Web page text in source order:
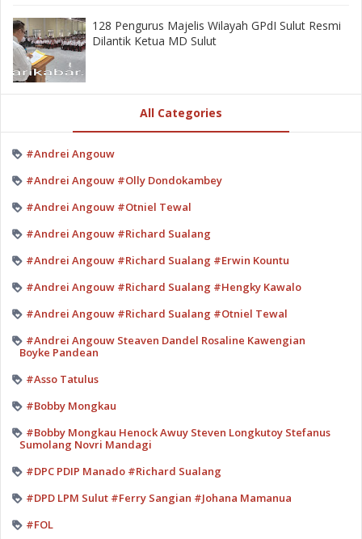
128 Pengurus Majelis Wilayah GPdI Sulut Resmi
Dilantik Ketua MD Sulut
All Categories
#Andrei Angouw
#Andrei Angouw #Olly Dondokambey
#Andrei Angouw #Otniel Tewal
#Andrei Angouw #Richard Sualang
#Andrei Angouw #Richard Sualang #Erwin Kountu
#Andrei Angouw #Richard Sualang #Hengky Kawalo
#Andrei Angouw #Richard Sualang #Otniel Tewal
#Andrei Angouw Steaven Dandel Rosaline Kawengian
Boyke Pandean
#Asso Tatulus
#Bobby Mongkau
#Bobby Mongkau Henock Awuy Steven Longkutoy Stefanus
Sumolang Novri Mandagi
#DPC PDIP Manado #Richard Sualang
#DPD LPM Sulut #Ferry Sangian #Johana Mamanua
#FOL